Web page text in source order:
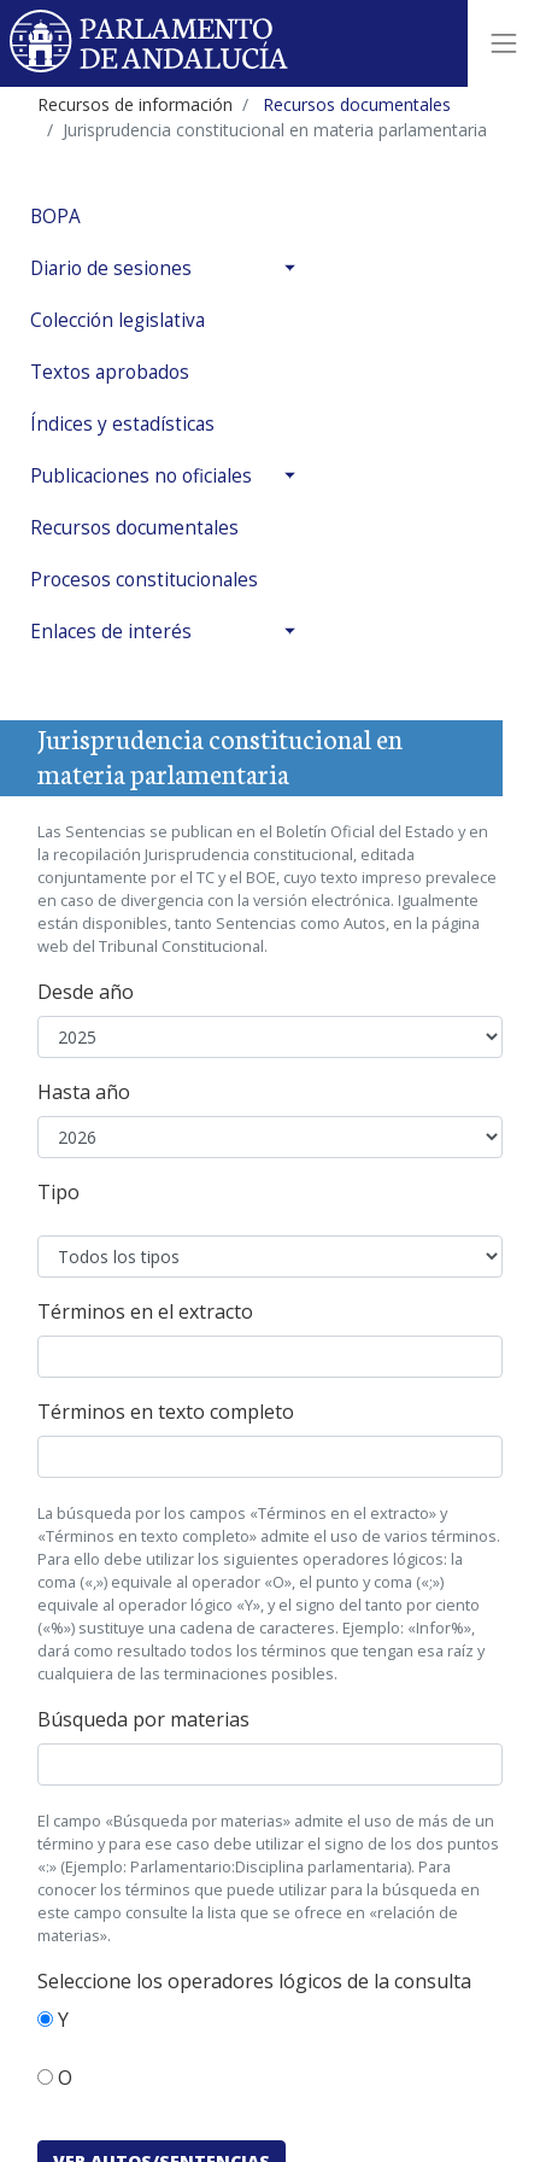
Recursos de información
Recursos documentales
Jurisprudencia constitucional en materia parlamentaria
BOPA
Diario de sesiones
Colección legislativa
Textos aprobados
Índices y estadísticas
Publicaciones no oficiales
Recursos documentales
Procesos constitucionales
Enlaces de interés
Jurisprudencia constitucional en
materia parlamentaria
Las Sentencias se publican en el Boletín Oficial del Estado y en
la recopilación Jurisprudencia constitucional, editada
conjuntamente por el TC y el BOE, cuyo texto impreso prevalece
en caso de divergencia con la versión electrónica. Igualmente
están disponibles, tanto Sentencias como Autos, en la página
web del Tribunal Constitucional.
Desde año
Hasta año
Tipo
Términos en el extracto
Términos en texto completo
La búsqueda por los campos «Términos en el extracto» y
«Términos en texto completo» admite el uso de varios términos.
Para ello debe utilizar los siguientes operadores lógicos: la
coma («,») equivale al operador «O», el punto y coma («;»)
equivale al operador lógico «Y», y el signo del tanto por ciento
(«%») sustituye una cadena de caracteres. Ejemplo: «Infor%»,
dará como resultado todos los términos que tengan esa raíz y
cualquiera de las terminaciones posibles.
Búsqueda por materias
El campo «Búsqueda por materias» admite el uso de más de un
término y para ese caso debe utilizar el signo de los dos puntos
«:» (Ejemplo: Parlamentario:Disciplina parlamentaria). Para
conocer los términos que puede utilizar para la búsqueda en
este campo consulte la lista que se ofrece en «relación de
materias».
Seleccione los operadores lógicos de la consulta
Y
O